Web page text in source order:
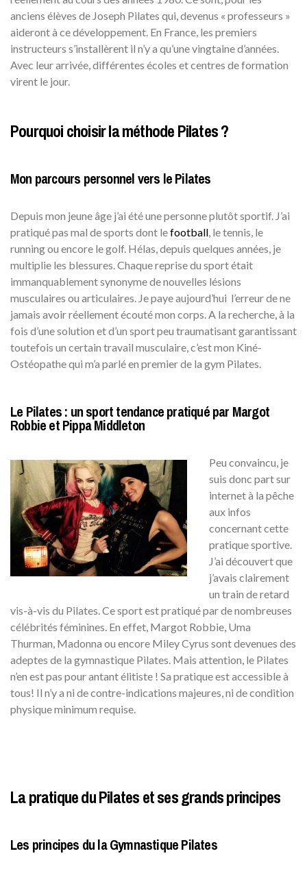
anciens élèves de Joseph Pilates qui, devenus « professeurs »
aideront à ce développement. En France, les premiers
instructeurs s’installèrent il n’y a qu’une vingtaine d’années.
Avec leur arrivée, différentes écoles et centres de formation
virent le jour.
Pourquoi choisir la méthode Pilates ?
Mon parcours personnel vers le Pilates
Depuis mon jeune âge j’ai été une personne plutôt sportif. J’ai
pratiqué pas mal de sports dont lefootball , le tennis, le
running ou encore le golf. Hélas, depuis quelques années, je
multiplie les blessures. Chaque reprise du sport était
immanquablement synonyme de nouvelles lésions
musculaires ou articulaires. Je paye aujourd’hui l’erreur de ne
jamais avoir réellement écouté mon corps. A la recherche, à la
fois d’une solution et d’un sport peu traumatisant garantissant
toutefois un certain travail musculaire, c’est mon Kiné-
Ostéopathe qui m’a parlé en premier de la gym Pilates.
Le Pilates : un sport tendance pratiqué par Margot
Robbie et Pippa Middleton
Peu convaincu, je
suis donc part sur
internet à la pêche
aux infos
concernant cette
pratique sportive.
J’ai découvert que
j’avais clairement
un train de retard
vis-à-vis du Pilates. Ce sport est pratiqué par de nombreuses
célébrités féminines. En effet, Margot Robbie, Uma
Thurman, Madonna ou encore Miley Cyrus sont devenues des
adeptes de la gymnastique Pilates. Mais attention, le Pilates
n’en est pas pour antant élitiste ! Sa pratique est accessible à
tous! Il n’y a ni de contre-indications majeures, ni de condition
physique minimum requise.
La pratique du Pilates et ses grands principes
Les principes du la Gymnastique Pilates